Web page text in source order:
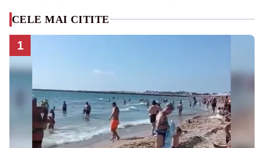
CELE MAI CITITE
1